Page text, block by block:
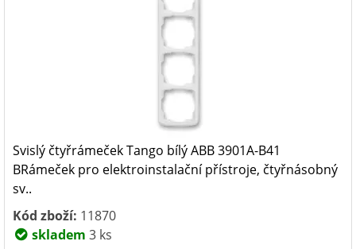
Svislý čtyřrámeček Tango bílý ABB 3901A-B41
BRámeček pro elektroinstalační přístroje, čtyřnásobný
sv..
Kód zboží: 11870
skladem 3 ks